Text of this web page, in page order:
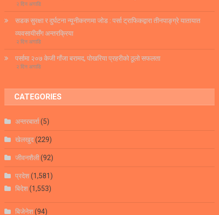
२ दिन अगाडि
सडक सुरक्षा र दुर्घटना न्यूनीकरणमा जोड : पर्सा ट्राफिकद्वारा तीनपाङ्ग्रे यातायात
व्यवसायीसँग अन्तरक्रिया
२ दिन अगाडि
पर्सामा २०७ केजी गाँजा बरामद, पोखरिया प्रहरीको ठूलो सफलता
२ दिन अगाडि
CATEGORIES
अन्तरबार्ता(5)
खेलखुद(229)
जीवनशैली(92)
प्रदेश(1,581)
बिदेश(1,553)
बिजेनेश(94)